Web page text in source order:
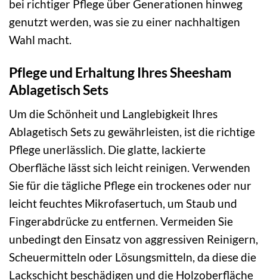
bei richtiger Pflege über Generationen hinweg
genutzt werden, was sie zu einer nachhaltigen
Wahl macht.
Pflege und Erhaltung Ihres Sheesham
Ablagetisch Sets
Um die Schönheit und Langlebigkeit Ihres
Ablagetisch Sets zu gewährleisten, ist die richtige
Pflege unerlässlich. Die glatte, lackierte
Oberfläche lässt sich leicht reinigen. Verwenden
Sie für die tägliche Pflege ein trockenes oder nur
leicht feuchtes Mikrofasertuch, um Staub und
Fingerabdrücke zu entfernen. Vermeiden Sie
unbedingt den Einsatz von aggressiven Reinigern,
Scheuermitteln oder Lösungsmitteln, da diese die
Lackschicht beschädigen und die Holzoberfläche